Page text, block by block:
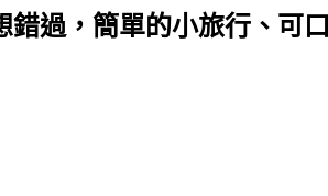
錯過，簡單的小旅行、可